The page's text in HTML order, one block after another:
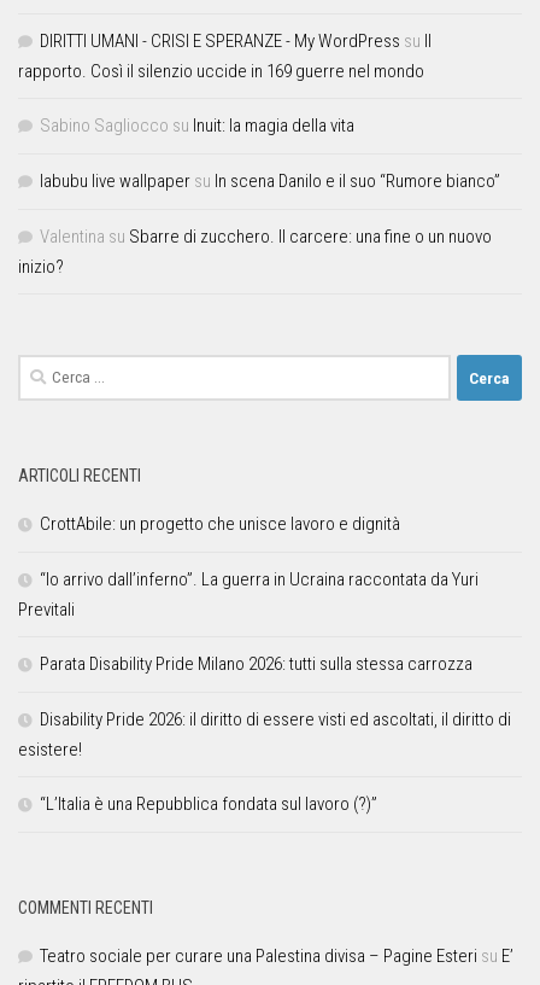
DIRITTI UMANI - CRISI E SPERANZE - My WordPress su Il
rapporto. Così il silenzio uccide in 169 guerre nel mondo
Sabino Sagliocco su Inuit: la magia della vita
labubu live wallpaper su In scena Danilo e il suo “Rumore bianco”
Valentina su Sbarre di zucchero. Il carcere: una fine o un nuovo
inizio?
ARTICOLI RECENTI
CrottAbile: un progetto che unisce lavoro e dignità
“Io arrivo dall’inferno”. La guerra in Ucraina raccontata da Yuri
Previtali
Parata Disability Pride Milano 2026: tutti sulla stessa carrozza
Disability Pride 2026: il diritto di essere visti ed ascoltati, il diritto di
esistere!
“L’Italia è una Repubblica fondata sul lavoro (?)”
COMMENTI RECENTI
Teatro sociale per curare una Palestina divisa – Pagine Esteri su E’